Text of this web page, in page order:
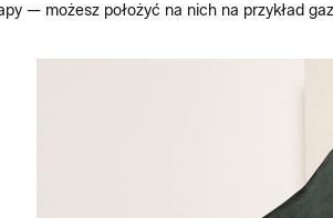
— możesz położyć na nich na przykład